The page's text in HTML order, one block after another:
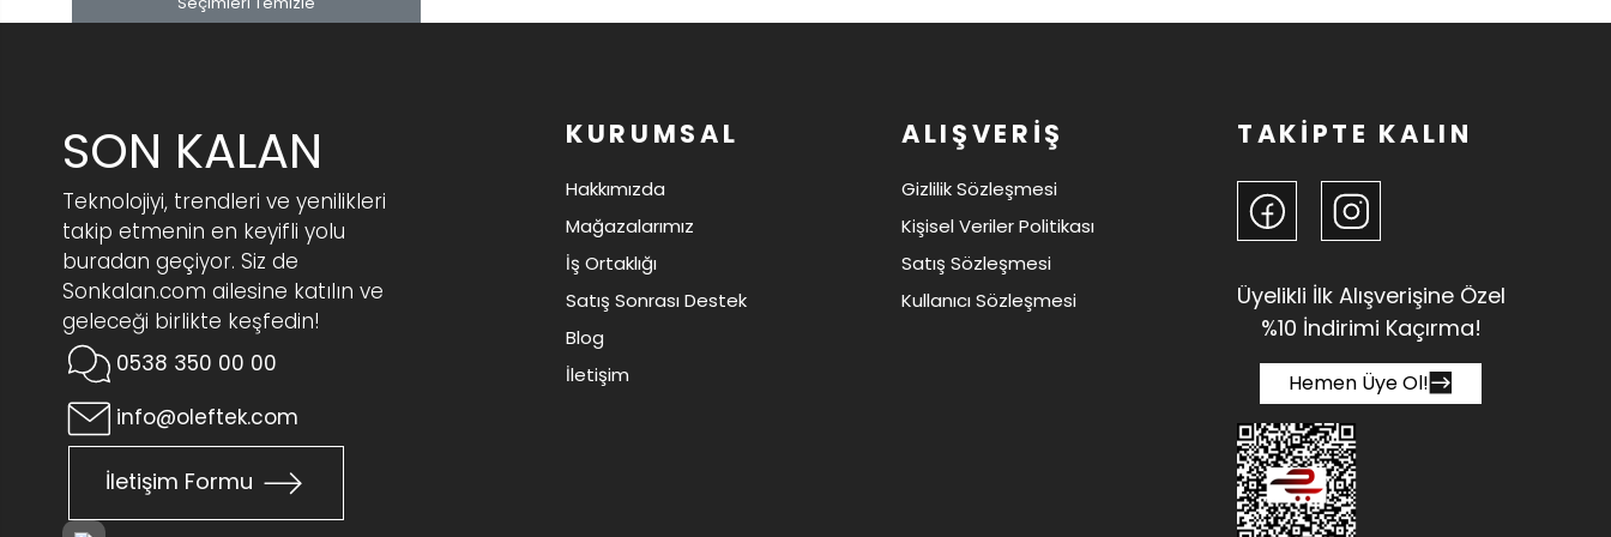
Instagram
Moonwalkers
Oakley Meta
Olefina
Pudgy Penguins
Rabbit
Ray-Ban
Real Madrid FC
Rhode
Sonkalan.com Dijital Bakiye
Tavra
SON KALAN
Teknolojiyi, trendleri ve yenilikleri
takip etmenin en keyifli yolu
buradan geçiyor. Siz de
Sonkalan.com ailesine katılın ve
geleceği birlikte keşfedin!
0538 350 00 00
info@oleftek.com
İletişim Formu
KURUMSAL
Hakkımızda
Mağazalarımız
İş Ortaklığı
Satış Sonrası Destek
Blog
İletişim
ALIŞVERİŞ
Gizlilik Sözleşmesi
Kişisel Veriler Politikası
Satış Sözleşmesi
Kullanıcı Sözleşmesi
TAKİPTE KALIN
Üyelikli İlk Alışverişine Özel
%10 İndirimi Kaçırma!
Hemen Üye Ol!